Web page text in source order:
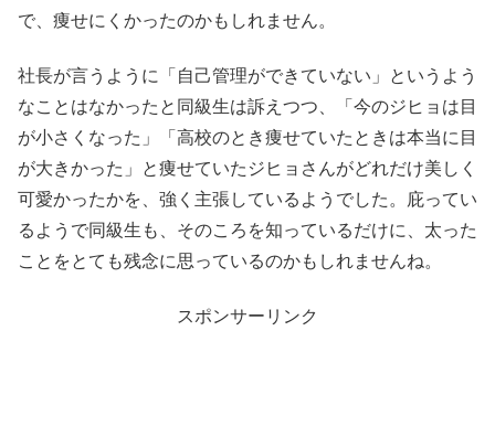
で、痩せにくかったのかもしれません。
社長が言うように「自己管理ができていない」というよう
なことはなかったと同級生は訴えつつ、「今のジヒョは目
が小さくなった」「高校のとき痩せていたときは本当に目
が大きかった」と痩せていたジヒョさんがどれだけ美しく
可愛かったかを、強く主張しているようでした。庇ってい
るようで同級生も、そのころを知っているだけに、太った
ことをとても残念に思っているのかもしれませんね。
スポンサーリンク